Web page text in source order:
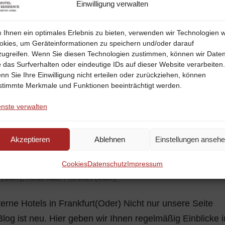
Einwilligung verwalten
Ihnen ein optimales Erlebnis zu bieten, verwenden wir Technologien
um Geräteinformationen zu speichern und/oder darauf
Wenn Sie diesen Technologien zustimmen, können wir Daten
das Surfverhalten oder eindeutige IDs auf dieser Website verarbeiten.
Sie Ihre Einwilligung nicht erteilen oder zurückziehen, können
Merkmale und Funktionen beeinträchtigt werden.
verwalten
Akzeptieren Ablehnen Einstellungen
CookiesDatenschutzImpressum
Zur Alten Oder Frankfurt
in Frankfurt (Oder) , Reise nach Frankfurt (Oder) ,
vielen spannenden Fahrradtouren ein. Sie können
auf eigene Faust erkunden. Sogar
Zudem sind auch Ausflüge ins nahe...
3 Sterne Hotels in Frankfurt(Oder)
,Reise nach Frankfurt (Oder)
Hotels in Frankfurt(Oder) Nicht nur unsere Seite
ist neu. Hier geben wir Ihnen regelmäßig Einblicke